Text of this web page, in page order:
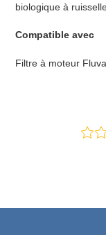
biologique à
Compatible avec
Filtre à moteur